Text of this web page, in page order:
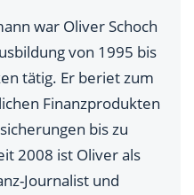
war Oliver Schoch
von 1995 bis
tätig. Er beriet zum
Finanzprodukten
bis zu
2008 ist Oliver als
Journalist und